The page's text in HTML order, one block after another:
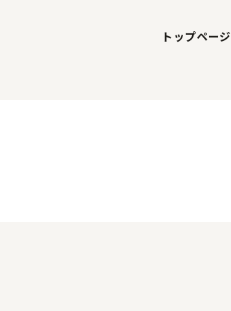
トップページ